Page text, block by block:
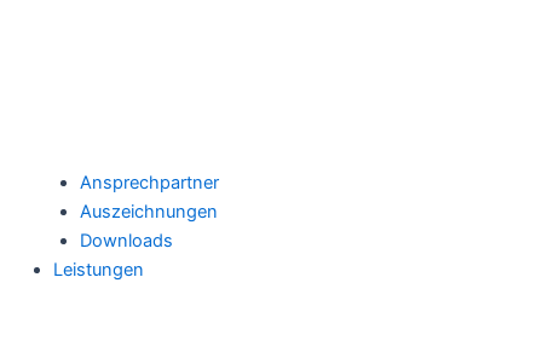
Ansprechpartner
Auszeichnungen
Downloads
Leistungen